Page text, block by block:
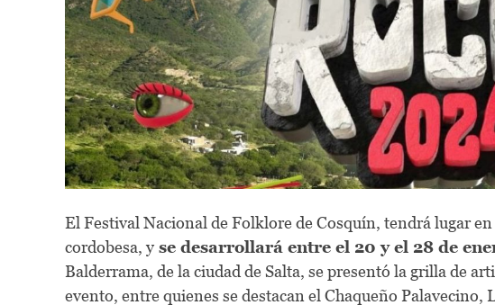
El Festival Nacional de Folklore de Cosquín, tendrá lugar
cordobesa, y se desarrollará entre el 20 y el 28 de
Balderrama, de la ciudad de Salta, se presentó la grilla de
evento, entre quienes se destacan el Chaqueño